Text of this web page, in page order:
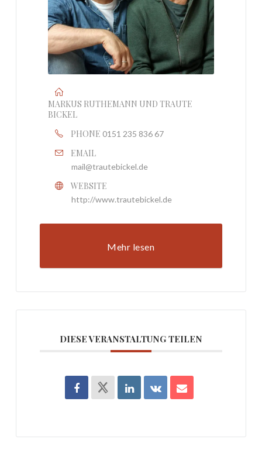
MARKUS RUTHEMANN UND TRAUTE
BICKEL
PHONE 0151 235 836 67
EMAIL
mail@trautebickel.de
WEBSITE
http://www.trautebickel.de
Mehr lesen
DIESE VERANSTALTUNG TEILEN